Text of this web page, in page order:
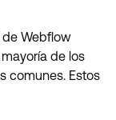
Webflow
de los
comunes. Estos